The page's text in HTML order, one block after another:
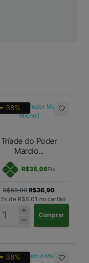
38%
Tríade do Poder
Marcio...
R$35,06Pix
R$59,90 R$36,90
7x de R$6,01 no cartão
Comprar
38%